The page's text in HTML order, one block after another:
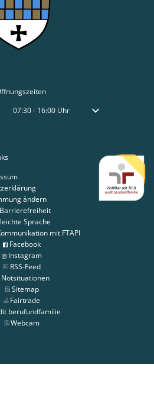
Öffnungs- oder Schließzeiten auszublenden
07:30- 16:00Uhr Von 07:30 bis 16:00
ändern
Barrierefreiheit
leichte Sprache
mit FTAPI
Facebook
Instagram
RSS-Feed
Notsituationen
Sitemap
Fairtrade
berufundfamilie
Webcam